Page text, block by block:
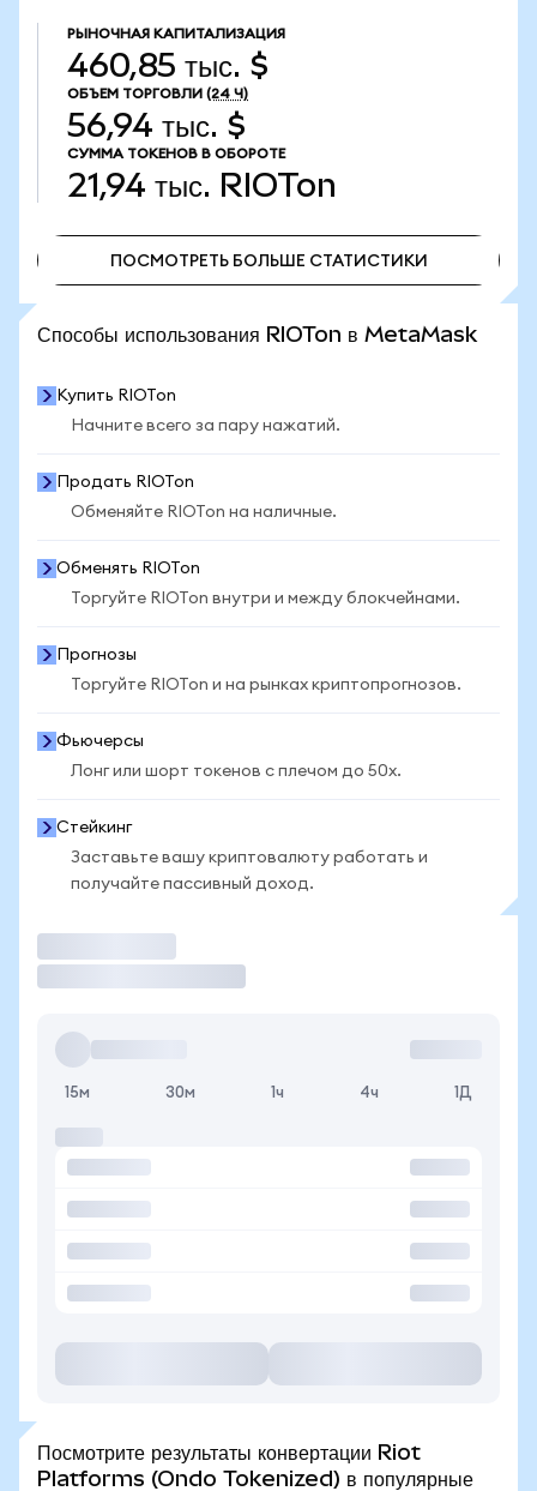
РЫНОЧНАЯ КАПИТАЛИЗАЦИЯ
460,85 тыс. $
ОБЪЕМ ТОРГОВЛИ (24 Ч)
56,94 тыс. $
СУММА ТОКЕНОВ В ОБОРОТЕ
21,94 тыс. RIOTon
ПОСМОТРЕТЬ БОЛЬШЕ СТАТИСТИКИ
Способы использования RIOTon в MetaMask
Купить RIOTon
Начните всего за пару нажатий.
Продать RIOTon
Обменяйте RIOTon на наличные.
Обменять RIOTon
Торгуйте RIOTon внутри и между блокчейнами.
Прогнозы
Торгуйте RIOTon и на рынках криптопрогнозов.
Фьючерсы
Лонг или шорт токенов с плечом до 50x.
Стейкинг
Заставьте вашу криптовалюту работать и
получайте пассивный доход.
15м 30м 1ч 4ч 1Д
Посмотрите результаты конвертации Riot
Platforms (Ondo Tokenized) в популярные